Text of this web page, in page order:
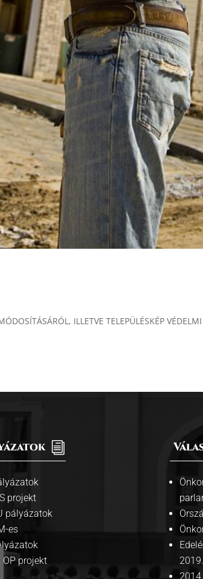
ILLETVE TELEPÜLÉSKÉP
i
projekt
pályázatok
es
projekt